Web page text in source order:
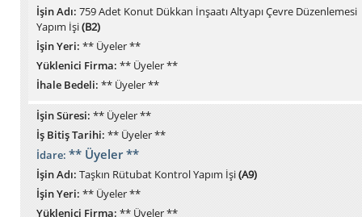
İşin Adı: 759 Adet Konut Dükkan İnşaatı Altyapı Çevre Düzenlemesi
Yapım İşi(B2)
İşin Yeri: ** Üyeler **
Yüklenici Firma: ** Üyeler **
İhale Bedeli: ** Üyeler **
İşin Süresi:** Üyeler **
İş Bitiş Tarihi:** Üyeler **
İdare:** Üyeler **
İşin Adı:Taşkın Rütubat Kontrol Yapım İşi(A9)
İşin Yeri:** Üyeler **
Yüklenici Firma:** Üyeler **